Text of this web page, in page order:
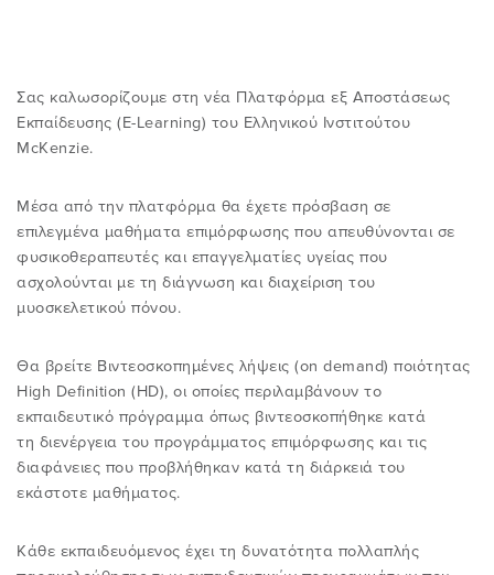
ΒΡΕIΤΕ EΝΑΝ ΘΕΡΑΠΕΥΤH
ΠΙΣΤΟΠΟΙΗΜΕΝΕΣ ΚΛΙΝΙΚΕΣ
MCKENZIE
ΔΩΡΕΑΝ ΕΞΕΤΑΣΗ & ΘΕΡΑΠΕΙΑ
EIΠΑΝ ΓΙΑ ΕΜAΣ - ΚΛΙΝΙΚΟI
ΤΟ ΠΕΡΙΟΔΙΚO ΜΑΣ
ΕΙΣΟΔΟΣ ΣΤΗΝ ΠΕΡΙΟΧΗ ΜΕΛΩΝ
ΒΡEIΤΕ ΤΟ ΣΕΜΙΝAΡΙΟ ΠΟΥ
ΕΠΙΘΥΜΕIΤΕ
ΔIΠΛΩΜΑ
ΜΑΘΗΜΑΤΑ ΕΠΙΜΟΡΦΩΣΗΣ
ΠΛΑΤΦΟΡΜΑ E-LEARNING EΙΜ
ΕΚΠΑIΔΕΥΣΗ FAQ
ROBIN MCKENZIE
Η ΙΣΤΟΡIΑ ΤΗΣ ΜΕΘOΔΟΥ MCKENZIE
ΠΡΟΪΟΝΤΑ
ΕΠΙΣΚΕΦΤΕΙΤΕ ΤΟ ΚΑΝΑΛΙ ΜΑΣ ΣΤΟ
YOUTUBE
ΕΠΙΚΟΙΝΩΝIΑ
Είσοδος Μελών
Σας καλωσορίζουμε στη νέα Πλατφόρμα εξ Αποστάσεως
Εκπαίδευσης (E-Learning) του Ελληνικού Ινστιτούτου
McKenzie.
Μέσα από την πλατφόρμα θα έχετε πρόσβαση σε
επιλεγμένα μαθήματα επιμόρφωσης που απευθύνονται σε
φυσικοθεραπευτές και επαγγελματίες υγείας που
ασχολούνται με τη διάγνωση και διαχείριση του
μυοσκελετικού πόνου.
Θα βρείτε Βιντεοσκοπημένες λήψεις (οn demand) ποιότητας
High Definition (HD), οι οποίες περιλαμβάνουν το
εκπαιδευτικό πρόγραμμα όπως βιντεοσκοπήθηκε κατά
τη διενέργεια του προγράμματος επιμόρφωσης και τις
διαφάνειες που προβλήθηκαν κατά τη διάρκειά του
εκάστοτε μαθήματος.
Κάθε εκπαιδευόμενος έχει τη δυνατότητα πολλαπλής